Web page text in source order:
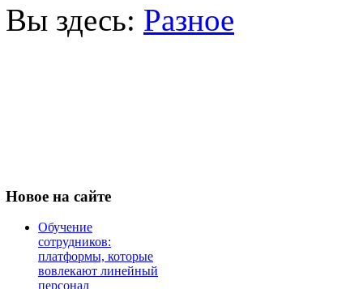
Вы здесь: Разное
Новое на сайте
Обучение
сотрудников:
платформы, которые
вовлекают линейный
персонал